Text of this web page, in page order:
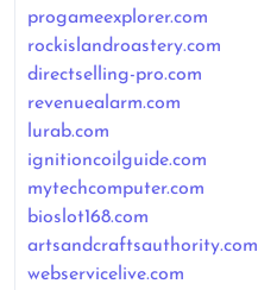
progameexplorer.com
rockislandroastery.com
directselling-pro.com
revenuealarm.com
lurab.com
ignitioncoilguide.com
mytechcomputer.com
bioslot168.com
artsandcraftsauthority.com
webservicelive.com